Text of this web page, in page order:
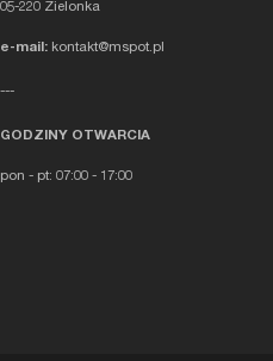
05-220 Zielonka
e-mail: kontakt@mspot.pl
---
GODZINY OTWARCIA
pon - pt: 07:00 - 17:00